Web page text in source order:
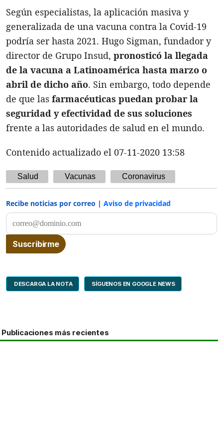
Según especialistas, la aplicación masiva y
generalizada de una vacuna contra la Covid-19
podría ser hasta 2021. Hugo Sigman, fundador y
director de Grupo Insud, pronosticó la llegada
de la vacuna a Latinoamérica hasta marzo o
abril de dicho año. Sin embargo, todo depende
de que las farmacéuticas puedan probar la
seguridad y efectividad de sus soluciones
frente a las autoridades de salud en el mundo.
Contenido actualizado el 07-11-2020 13:58
Salud Vacunas Coronavirus
Recibe noticias por correo | Aviso de privacidad
DESCARGA LA NOTA SÍGUENOS EN GOOGLE NEWS
Publicaciones más recientes